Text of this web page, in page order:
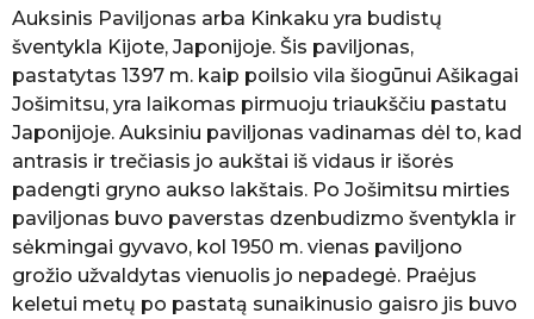
Auksinis Paviljonas arba Kinkaku yra budistų
šventykla Kijote, Japonijoje. Šis paviljonas,
pastatytas 1397 m. kaip poilsio vila šiogūnui Ašikagai
Jošimitsu, yra laikomas pirmuoju triaukščiu pastatu
Japonijoje. Auksiniu paviljonas vadinamas dėl to, kad
antrasis ir trečiasis jo aukštai iš vidaus ir išorės
padengti gryno aukso lakštais. Po Jošimitsu mirties
paviljonas buvo paverstas dzenbudizmo šventykla ir
sėkmingai gyvavo, kol 1950 m. vienas paviljono
grožio užvaldytas vienuolis jo nepadegė. Praėjus
keletui metų po pastatą sunaikinusio gaisro jis buvo